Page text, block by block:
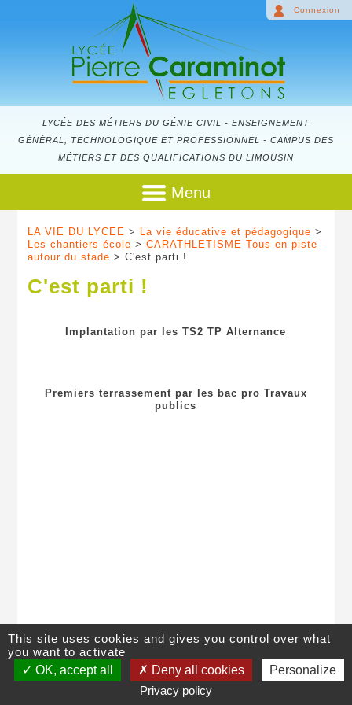
LYCÉE DES MÉTIERS DU GÉNIE CIVIL - ENSEIGNEMENT
GÉNÉRAL, TECHNOLOGIQUE ET PROFESSIONNEL - CAMPUS DES
MÉTIERS ET DES QUALIFICATIONS DU LIMOUSIN
Connexion
Menu
LA VIE DU LYCEE > La vie éducative et pédagogique >
Les chantiers école > CARATHLETISME Tous en piste
autour du stade > C'est parti !
C'est parti !
Implantation par les TS2 TP Alternance
Premiers terrassement par les bac pro Travaux
publics
©Lycée Pierre Caraminot,28 avenue de Ventadour , 19300Egletons
05 55 93 13 19| Contact|Plan du site|Mentions légales
This site uses cookies and gives you control over what
you want to activate
OK, accept all
Deny all cookies
Personalize
Privacy policy